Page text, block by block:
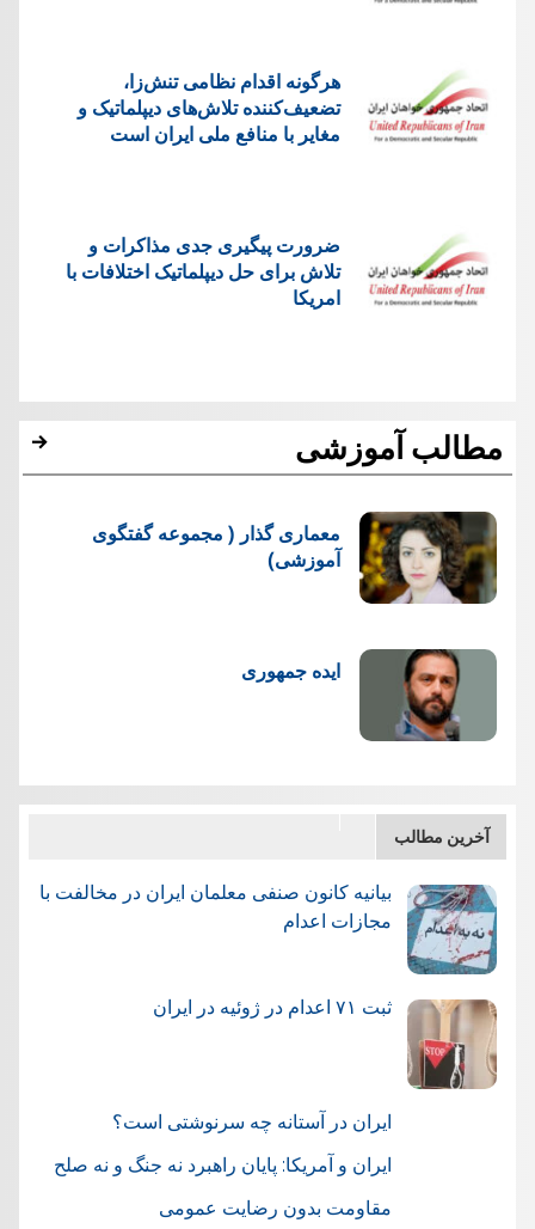
هرگونه اقدام نظامی تنش‌زا،
تضعیف‌کننده تلاش‌های دیپلماتیک و
مغایر با منافع ملی ایران است
ضرورت پیگیری جدی مذاکرات و
تلاش برای حل دیپلماتیک اختلافات با
امریکا
مطالب آموزشی
معماری گذار ( مجموعه گفتگوی
آموزشی)
ایده جمهوری
آخرین مطالب
بیانیه کانون صنفی معلمان ایران در مخالفت با
مجازات اعدام
ثبت ۷۱ اعدام در ژوئيه در ایران
ایران در آستانه چه سرنوشتی است؟
ایران و آمریکا: پایان راهبرد نه جنگ و نه صلح
مقاومت بدون رضایت عمومی